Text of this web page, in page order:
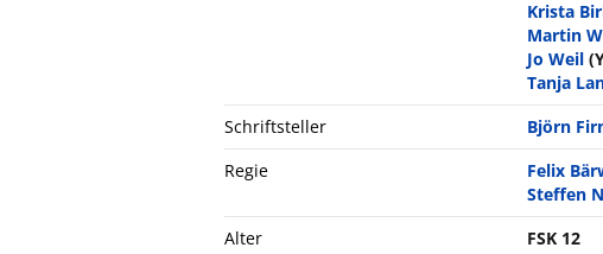
Krista
Martin
Jo Weil
Tanja
Schriftsteller
Björn
Regie
Felix
Steffen
Alter
FSK 12